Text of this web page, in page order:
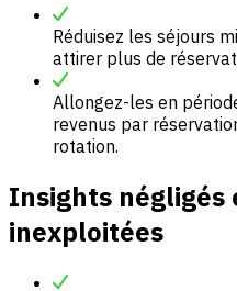
Réduisez les séjours
attirer plus de
Allongez-les en
revenus par
rotation.
Insights
inexploitées